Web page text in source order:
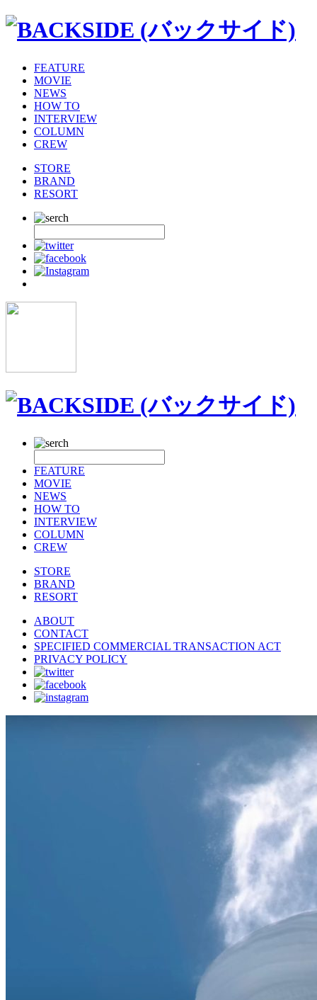
FEATURE
MOVIE
NEWS
HOW TO
INTERVIEW
COLUMN
CREW
STORE
BRAND
RESORT
FEATURE
MOVIE
NEWS
HOW TO
INTERVIEW
COLUMN
CREW
STORE
BRAND
RESORT
ABOUT
CONTACT
SPECIFIED COMMERCIAL TRANSACTION ACT
PRIVACY POLICY